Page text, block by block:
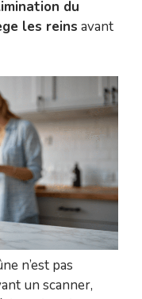
du
les reins avant
n’est pas
un scanner,